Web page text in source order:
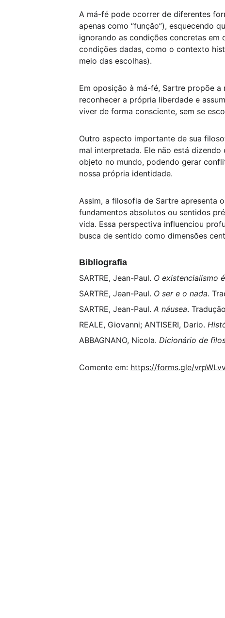
A má-fé pode ocorrer de diferentes
apenas como “função”), esquecendo
ignorando as condições concretas em
condições dadas, como o contexto
meio das escolhas).
Em oposição à má-fé, Sartre propõe
reconhecer a própria liberdade e
viver de forma consciente, sem se
Outro aspecto importante de sua
mal interpretada. Ele não está
objeto no mundo, podendo gerar
nossa própria identidade.
Assim, a filosofia de Sartre apresenta
fundamentos absolutos ou sentidos
vida. Essa perspectiva influenciou
busca de sentido como dimensões
Bibliografia
SARTRE, Jean-Paul. O existencialismo
SARTRE, Jean-Paul. O ser e o nada.
SARTRE, Jean-Paul. A náusea.
REALE, Giovanni; ANTISERI, Dario.
ABBAGNANO, Nicola. Dicionário de
Comente em: https://forms.gle/